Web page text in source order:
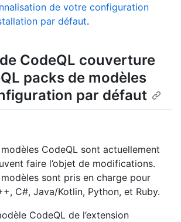
de votre configuration
par défaut.
CodeQL couverture
packs de modèles
par défaut
CodeQL sont actuellement
faire l’objet de modifications.
sont pris en charge pour
C#, Java/Kotlin, Python, et Ruby.
CodeQL de l’extension